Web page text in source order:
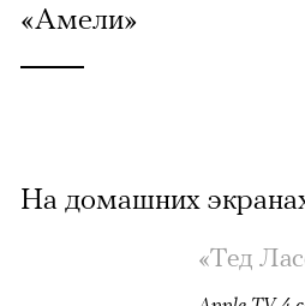
«Амели»
На домашних
«Тед